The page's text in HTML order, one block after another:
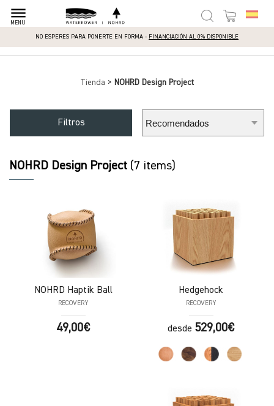
dehaze
MENU
NO ESPERES PARA PONERTE EN FORMA - FINANCIACIÓN AL 0% DISPONIBLE
Tienda > NOHRD Design Project
Filtros
NOHRD Design Project (7 items)
NOHRD Haptik Ball
RECOVERY
49,00€
Hedgehock
RECOVERY
desde 529,00€